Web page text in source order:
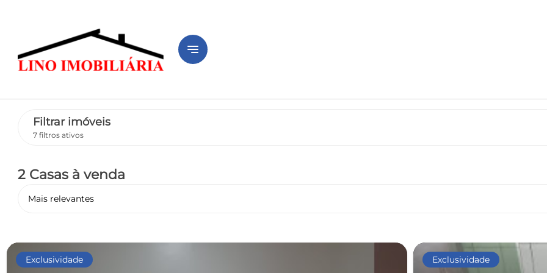
notes
Filtrar imóveis
7 filtros ativos
2 Casas à venda
Mais relevantes
Exclusividade Exclusividade